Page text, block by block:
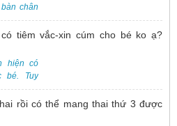
chân
cả trẻ 5
bé đến
viện
khoa
để thuận
đặt lịch
hỗ trợ
Zalo
tiêm vắc-xin cúm cho bé ko ạ?
hiện có
bé. Tuy
về
phải lúc
rồi có thể mang thai thứ 3 được